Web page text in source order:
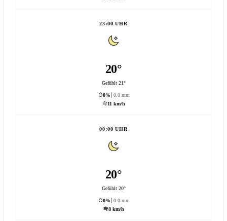
23:00 UHR
20°
Gefühlt 21°
0%
0.0 mm
11 km/h
00:00 UHR
20°
Gefühlt 20°
0%
0.0 mm
8 km/h